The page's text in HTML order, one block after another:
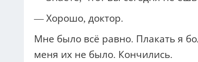
— Хорошо, доктор.
Мне было всё равно. Плакать я
меня их не было. Кончились.